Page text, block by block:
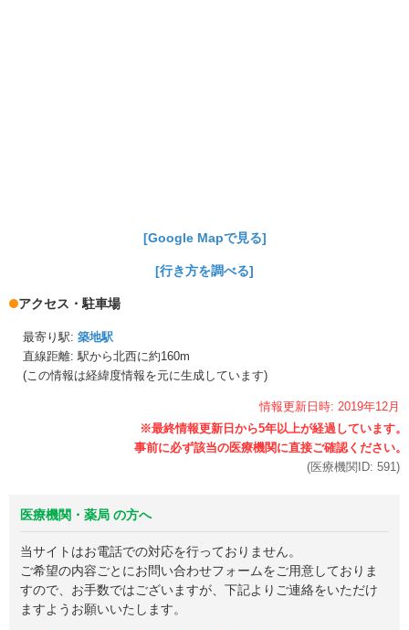
[Google Mapで見る]
[行き方を調べる]
アクセス・駐車場
最寄り駅: 築地駅
直線距離: 駅から北西に約160m
(この情報は経緯度情報を元に生成しています)
情報更新日時: 2019年12月
(医療機関ID: 591 )
医療機関・薬局 の方へ
当サイトはお電話での対応を行っておりません。
ご希望の内容ごとにお問い合わせフォームをご用意しておりま
すので、お手数ではございますが、下記よりご連絡をいただけ
ますようお願いいたします。